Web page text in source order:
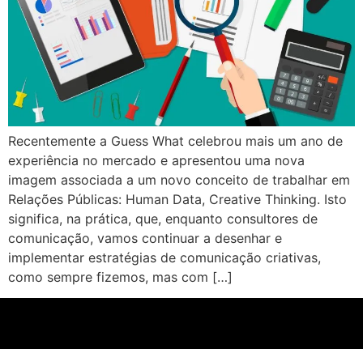
Recentemente a Guess What celebrou mais um ano de
experiência no mercado e apresentou uma nova
imagem associada a um novo conceito de trabalhar em
Relações Públicas: Human Data, Creative Thinking. Isto
significa, na prática, que, enquanto consultores de
comunicação, vamos continuar a desenhar e
implementar estratégias de comunicação criativas,
como sempre fizemos, mas com […]